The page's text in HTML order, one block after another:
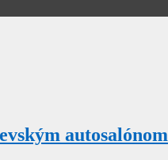
autosalónom